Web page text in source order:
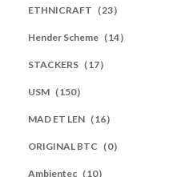
ETHNICRAFT（23）
Hender Scheme（14）
STACKERS（17）
USM（150）
MAD ET LEN（16）
ORIGINAL BTC（0）
Ambientec（10）